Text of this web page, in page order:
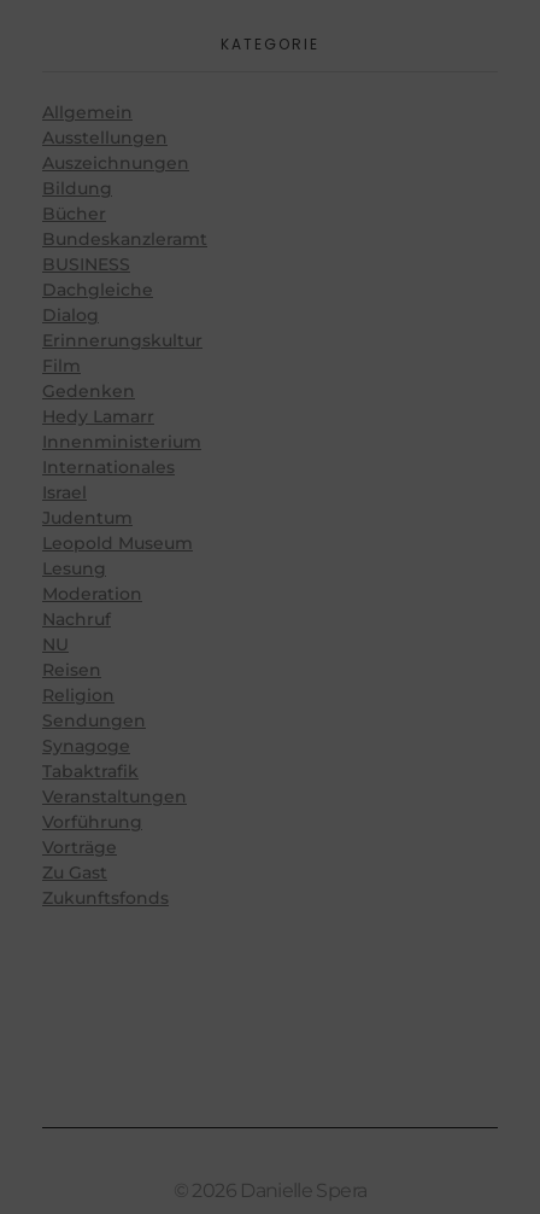
KATEGORIE
Allgemein
Ausstellungen
Auszeichnungen
Bildung
Bücher
Bundeskanzleramt
BUSINESS
Dachgleiche
Dialog
Erinnerungskultur
Film
Gedenken
Hedy Lamarr
Innenministerium
Internationales
Israel
Judentum
Leopold Museum
Lesung
Moderation
Nachruf
NU
Reisen
Religion
Sendungen
Synagoge
Tabaktrafik
Veranstaltungen
Vorführung
Vorträge
Zu Gast
Zukunftsfonds
© 2026 Danielle Spera